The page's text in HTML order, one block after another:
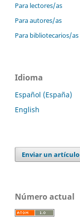
Para lectores/as
Para autores/as
Para bibliotecarios/as
Idioma
Español (España)
English
Enviar un artículo
Número actual